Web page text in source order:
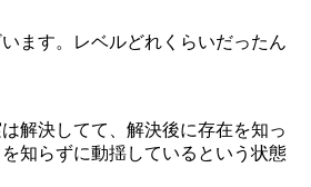
ます。レベルどれくらいだったん
解決してて、解決後に存在を知っ
知らずに動揺しているという状態